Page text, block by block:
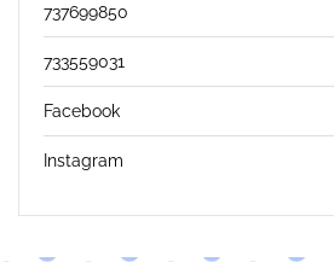
737699850
733559031
Facebook
Instagram